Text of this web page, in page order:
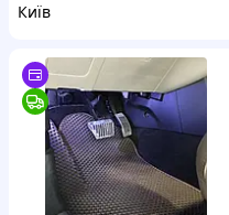
Київ